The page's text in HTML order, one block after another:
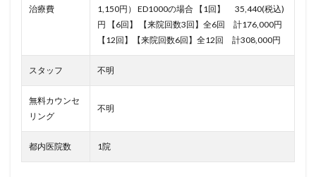
治療費 1,150円） ED1000の場合
【1回】 35,440(税込)
円
【6回】 【来院回数3回】全6回 計176,000円
【12回】【来院回数6回】全12回 計308,000円
スタッフ 不明
無料カウンセ
リング
不明
都内医院数 1院